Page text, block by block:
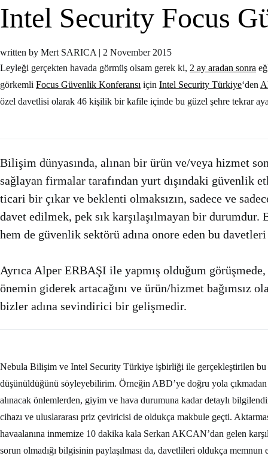
Intel Security Focus
written by Mert SARICA | 2 November 2015
Leyleği gerçekten havada görmüş olsam gerek ki, 2 ay aradan sonra
görkemli Focus Güvenlik Konferansı için Intel Security Türkiye‘den
özel davetlisi olarak 46 kişilik bir kafile içinde bu güzel şehre tekrar
Bilişim dünyasında, alınan bir ürün ve/veya hizmet
sağlayan firmalar tarafından yurt dışındaki
ticari bir çıkar ve beklenti olmaksızın, sadece ve
davet edilmek, pek sık karşılaşılmayan bir
hem de güvenlik sektörü adına onore eden bu
Ayrıca Alper ERBAŞI ile yapmış olduğum
önemin giderek artacağını ve ürün/hizmet bağımsız
bizler adına sevindirici bir gelişmedir.
Nebula Bilişim ve Intel Security Türkiye işbirliği ile gerçekleştirilen bu
düşünüldüğünü söyleyebilirim. Örneğin ABD’ye doğru yola çıkmadan
alınacak önlemlerden, giyim ve hava durumuna kadar detaylı
cihazı ve uluslararası priz çeviricisi de oldukça makbule geçti.
havaalanına inmemize 10 dakika kala Serkan AKCAN’dan gelen
sorun olmadığı bilgisinin paylaşılması da, davetlileri oldukça memnun